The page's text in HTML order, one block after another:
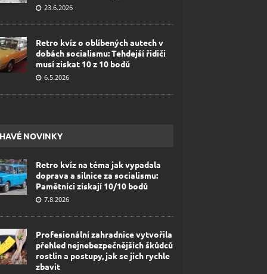
23.6.2026
Retro kvíz o oblíbených autech v
dobách socialismu: Tehdejší řidiči
musí získat 10 z 10 bodů
6.5.2026
NOVINKY
Retro kvíz na téma jak vypadala
doprava a silnice za socialismu:
Pamětníci získají 10/10 bodů
7.8.2026
Profesionální zahradnice vytvořila
přehled nejnebezpečnějších škůdců
rostlin a postupy, jak se jich rychle
zbavit